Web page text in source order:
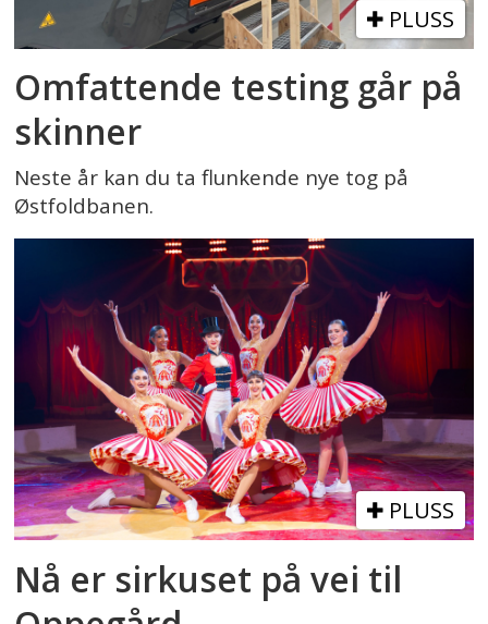
PLUSS
Omfattende testing går på
skinner
Neste år kan du ta flunkende nye tog på
Østfoldbanen.
PLUSS
Nå er sirkuset på vei til